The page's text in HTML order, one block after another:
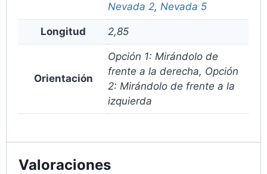
Nevada 2, Nevada 5
Longitud 2,85
Orientación
Opción 1: Mirándolo de
frente a la derecha, Opción
2: Mirándolo de frente a la
izquierda
Valoraciones